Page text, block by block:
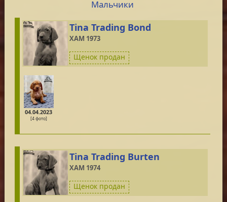
Мальчики
Tina Trading Bond
XAM 1973
Щенок продан
04.04.2023
[4 фото]
Tina Trading Burten
XAM 1974
Щенок продан